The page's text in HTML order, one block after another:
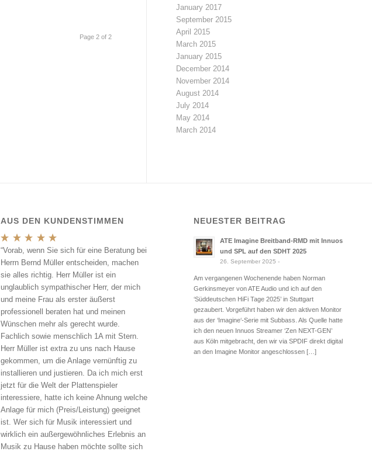
Page 2 of 2
January 2017
September 2015
April 2015
March 2015
January 2015
December 2014
November 2014
August 2014
July 2014
May 2014
March 2014
AUS DEN KUNDENSTIMMEN
“Vorab, wenn Sie sich für eine Beratung bei
Herrn Bernd Müller entscheiden, machen
sie alles richtig. Herr Müller ist ein
unglaublich sympathischer Herr, der mich
und meine Frau als erster äußerst
professionell beraten hat und meinen
Wünschen mehr als gerecht wurde.
Fachlich sowie menschlich 1A mit Stern.
Herr Müller ist extra zu uns nach Hause
gekommen, um die Anlage vernünftig zu
installieren und justieren. Da ich mich erst
jetzt für die Welt der Plattenspieler
interessiere, hatte ich keine Ahnung welche
Anlage für mich (Preis/Leistung) geeignet
ist. Wer sich für Musik interessiert und
wirklich ein außergewöhnliches Erlebnis an
Musik zu Hause haben möchte sollte sich
NEUESTER BEITRAG
ATE Imagine Breitband-RMD mit Innuos
und SPL auf den SDHT 2025
26. September 2025 -
Am vergangenen Wochenende haben Norman
Gerkinsmeyer von ATE Audio und ich auf den
‘Süddeutschen HiFi Tage 2025’ in Stuttgart
gezaubert. Vorgeführt haben wir den aktiven Monitor
aus der ‘Imagine‘-Serie mit Subbass. Als Quelle hatte
ich den neuen Innuos Streamer ‘Zen NEXT-GEN’
aus Köln mitgebracht, den wir via SPDIF direkt digital
an den Imagine Monitor angeschlossen […]